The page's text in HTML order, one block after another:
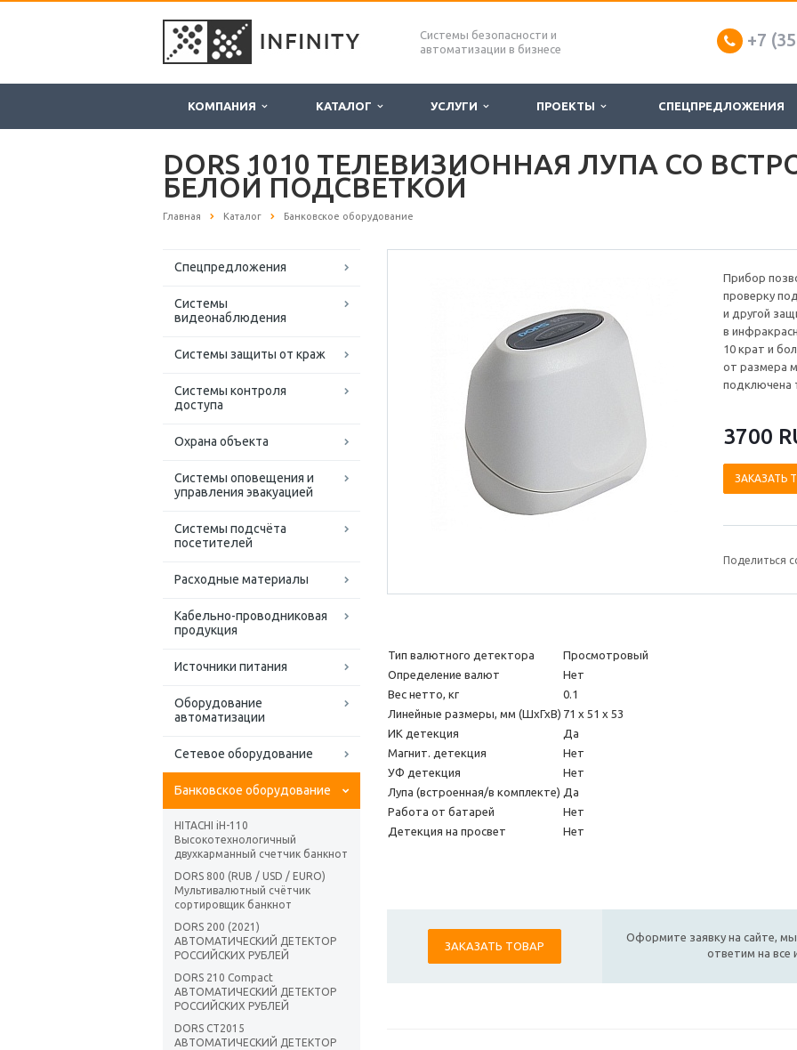
Системы безопасности и
автоматизации в бизнесе
+7
КОМПАНИЯ КАТАЛОГ УСЛУГИ ПРОЕКТЫ СПЕЦПРЕДЛОЖЕНИЯ
DORS 1010 ТЕЛЕВИЗИОННАЯ ЛУПА СО
БЕЛОЙ ПОДСВЕТКОЙ
Главная Каталог Банковское оборудование
Спецпредложения
Системы
видеонаблюдения
Системы защиты от краж
Системы контроля
доступа
Охрана объекта
Системы оповещения и
управления эвакуацией
Системы подсчёта
посетителей
Расходные материалы
Кабельно-проводниковая
продукция
Источники питания
Оборудование
автоматизации
Сетевое оборудование
Банковское оборудование
HITACHI iH-110
Высокотехнологичный
двухкарманный счетчик банкнот
DORS 800 (RUB / USD / EURO)
Мультивалютный счётчик
сортировщик банкнот
DORS 200 (2021)
АВТОМАТИЧЕСКИЙ ДЕТЕКТОР
РОССИЙСКИХ РУБЛЕЙ
DORS 210 Compact
АВТОМАТИЧЕСКИЙ ДЕТЕКТОР
РОССИЙСКИХ РУБЛЕЙ
DORS CT2015
АВТОМАТИЧЕСКИЙ ДЕТЕКТОР
Прибор
проверку
и другой
в
10 крат и
от размера
подключена
3700
ЗАКАЗАТЬ
Поделиться
Тип валютного детектора
Просмотровый
Определение валют
Нет
Вес нетто, кг
0.1
Линейные размеры, мм (ШхГхВ) 71 х 51 х 53
ИК детекция
Да
Магнит. детекция
Нет
УФ детекция
Нет
Лупа (встроенная/в комплекте) Да
Работа от батарей
Нет
Детекция на просвет
Нет
ЗАКАЗАТЬ ТОВАР
Оформите заявку на сайте,
ответим на все